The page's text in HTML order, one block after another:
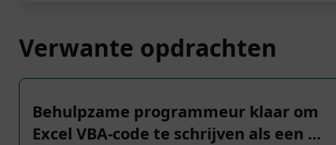
Verwante opdrachten
Behulpzame programmeur klaar om
Excel VBA-code te schrijven als een …